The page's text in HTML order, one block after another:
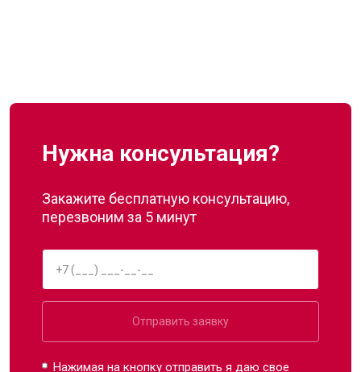
Нужна консультация?
Закажите бесплатную консультацию,
перезвоним за 5 минут
Отправить заявку
Нажимая на кнопку отправить я даю свое